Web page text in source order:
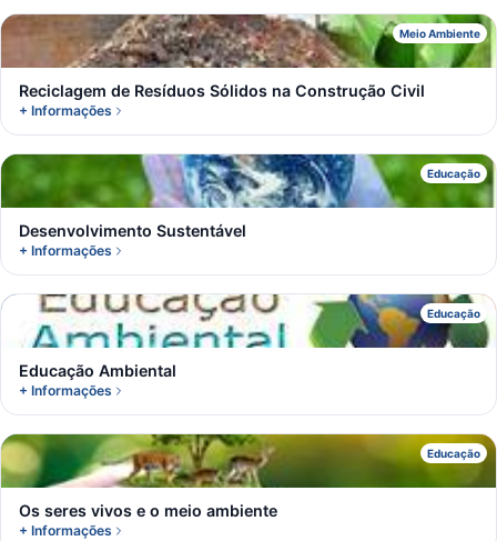
Meio Ambiente
R
Reciclagem de Resíduos Sólidos na Construção Civil
+ Informações
Educação
D
Desenvolvimento Sustentável
+ Informações
Educação
E
Educação Ambiental
+ Informações
Educação
O
Os seres vivos e o meio ambiente
+ Informações